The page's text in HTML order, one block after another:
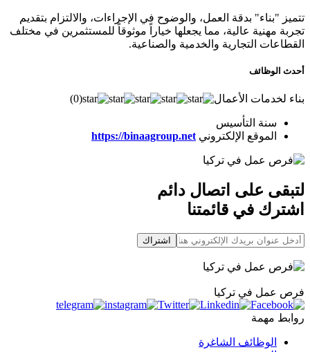
تتميز "بناء" بدقة العمل، والوضوح في الإجراءات، والالتزام بتقديم
تجربة مهنية عالية، مما يجعلها خياراً موثوقاً للمستثمرين في مختلف
القطاعات التجارية والخدمية والصناعية.
أحدث الوظائف
بناء لخدمات الأعمال (
0
)
سنة التأسيس
الموقع الإلكتروني https://binaagroup.net
لتبقى على اتصال دائم
اشترك في قائمتنا
اشتراك
فرص عمل في تركيا
روابط مهمة
الوظائف الشاغرة